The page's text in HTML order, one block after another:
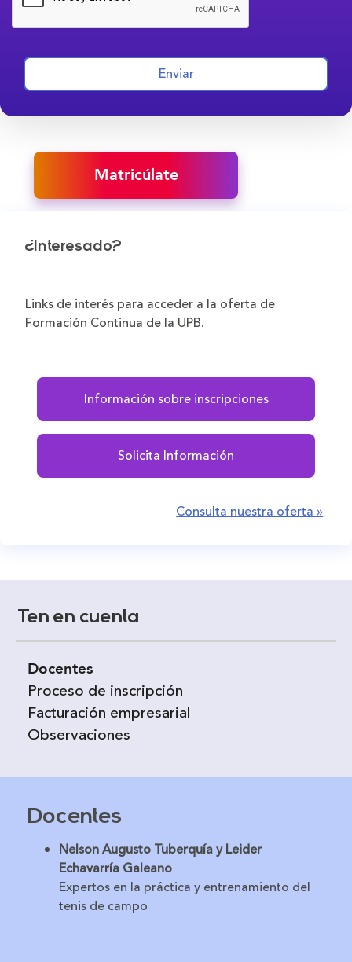
Enviar
Matricúlate
¿Interesado?
Links de interés para acceder a la oferta de
Formación Continua de la UPB.
Información sobre inscripciones
Solicita Información
Consulta nuestra oferta »
Ten en cuenta
Docentes
Proceso de inscripción
Facturación empresarial
Observaciones
Docentes
Nelson Augusto Tuberquía y Leider
Echavarría Galeano
Expertos en la práctica y entrenamiento del
tenis de campo